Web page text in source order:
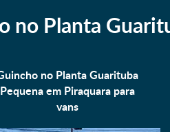
no Planta
no Planta Guarituba
Pequena em Piraquara para
vans